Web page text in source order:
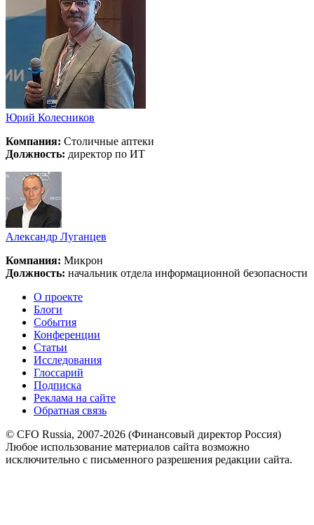
Юрий Колесников
Компания: Столичные аптеки
Должность: директор по ИТ
Александр Луганцев
Компания: Микрон
Должность: начальник отдела информационной безопасности
О проекте
Блоги
События
Конференции
Статьи
Исследования
Глоссарий
Подписка
Реклама на сайте
Обратная связь
© CFO Russia, 2007-2026 (Финансовый директор Россия)
Любое использование материалов сайта возможно
исключительно с письменного разрешения редакции сайта.